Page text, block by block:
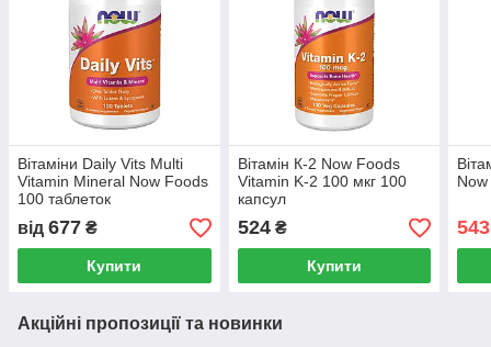
Вітаміни Daily Vits Multi
Vitamin Mineral Now Foods
100 таблеток
від 677 ₴
Купити
Вітамін К-2 Now Foods
Vitamin K-2 100 мкг 100
капсул
524₴
Купити
543
Акційні пропозиції та новинки